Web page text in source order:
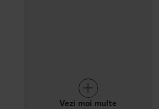
Vezi mai multe